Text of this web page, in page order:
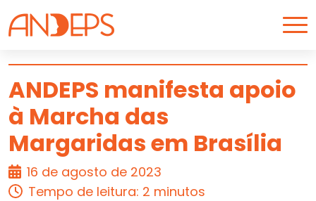
Skip to content
ARTIGO
ANDEPS manifesta apoio
à Marcha das
Margaridas em Brasília
16 de agosto de 2023
Tempo de leitura: 2 minutos